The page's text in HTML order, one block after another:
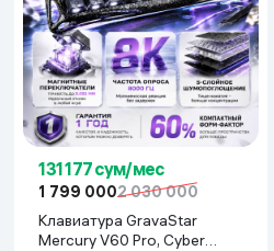
131 177 сум/мес
1 799 0002 030 000
Клавиатура GravaStar
Mercury V60 Pro, Cyber